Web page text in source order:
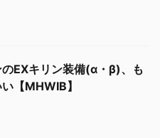
EXキリン装備(α・β)、も
【MHWIB】